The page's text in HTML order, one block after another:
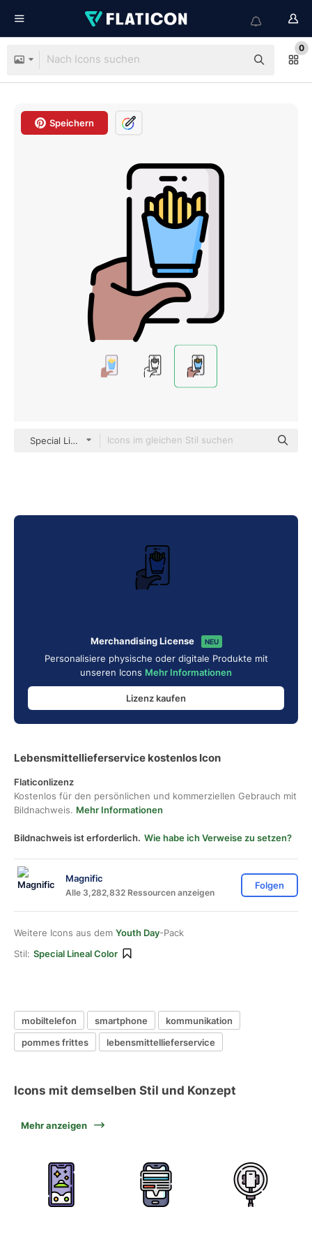
0
Speichern
Special Lineal color
Merchandising License NEU
Personalisiere physische oder digitale Produkte mit
unseren Icons Mehr Informationen
Lizenz kaufen
Lebensmittellieferservice kostenlos Icon
Flaticonlizenz
Kostenlos für den persönlichen und kommerziellen Gebrauch mit
Bildnachweis. Mehr Informationen
Bildnachweis ist erforderlich. Wie habe ich Verweise zu setzen?
Magnific
Alle 3,282,832 Ressourcen anzeigen
Folgen
Weitere Icons aus dem Youth Day-Pack
Stil: Special Lineal Color
mobiltelefon smartphone
kommunikation
pommes frittes
lebensmittellieferservice
Icons mit demselben Stil und Konzept
Mehr anzeigen